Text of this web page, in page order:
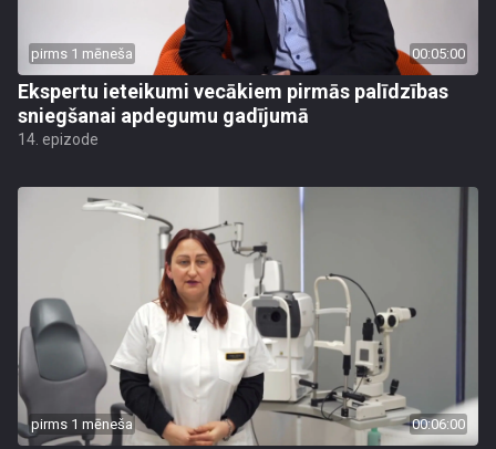
pirms 1 mēneša 00:05:00
Ekspertu ieteikumi vecākiem pirmās palīdzības
sniegšanai apdegumu gadījumā
14. epizode
pirms 1 mēneša 00:06:00